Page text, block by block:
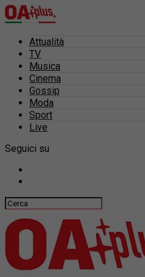
Attualità
TV
Musica
Cinema
Gossip
Moda
Sport
Live
Seguici su